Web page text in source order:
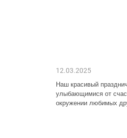
12.03.2025
Наш красивый
улыбающимися от
окружении любимых